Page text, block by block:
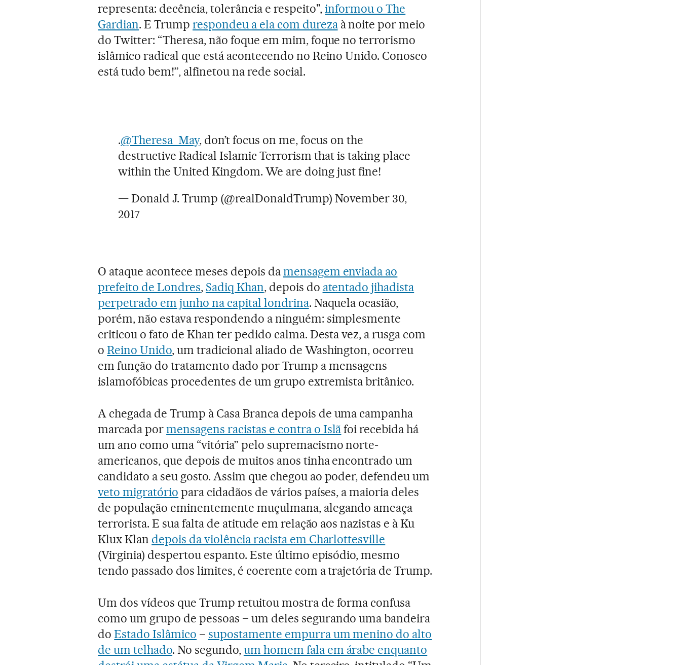
representa: decência, tolerância e respeito",informou o The
Gardian. E Trumprespondeu a ela com durezaà noite por meio
do Twitter: “Theresa, não foque em mim, foque no terrorismo
islâmico radical que está acontecendo no Reino Unido. Conosco
está tudo bem!”, alfinetou na rede social.
.@Theresa_May, don’t focus on me, focus on the
destructive Radical Islamic Terrorism that is taking place
within the United Kingdom. We are doing just fine!
— Donald J. Trump (@realDonaldTrump)November 30,
2017
O ataque acontece meses depois damensagem enviada ao
prefeito de Londres, Sadiq Khan, depois do atentado jihadista
perpetrado em junho na capital londrina. Naquela ocasião,
porém, não estava respondendo a ninguém: simplesmente
criticou o fato de Khan ter pedido calma. Desta vez, a rusga com
oReino Unido, um tradicional aliado de Washington, ocorreu
em função do tratamento dado por Trump a mensagens
islamofóbicas procedentes de um grupo extremista britânico.
A chegada de Trump à Casa Branca depois de uma campanha
marcada pormensagens racistas e contra o Islãfoi recebida há
um ano como uma “vitória” pelo supremacismo norte-
americanos, que depois de muitos anos tinha encontrado um
candidato a seu gosto. Assim que chegou ao poder, defendeu um
veto migratório para cidadãos de vários países, a maioria deles
de população eminentemente muçulmana, alegando ameaça
terrorista. E sua falta de atitude em relação aos nazistas e à Ku
Klux Klan depois da violência racista em Charlottesville
(Virginia) despertou espanto. Este último episódio, mesmo
tendo passado dos limites, é coerente com a trajetória de Trump.
Um dos vídeos que Trump retuitou mostra de forma confusa
como um grupo de pessoas – um deles segurando uma bandeira
doEstado Islâmico – supostamente empurra um menino do alto
de um telhado. No segundo,um homem fala em árabe enquanto